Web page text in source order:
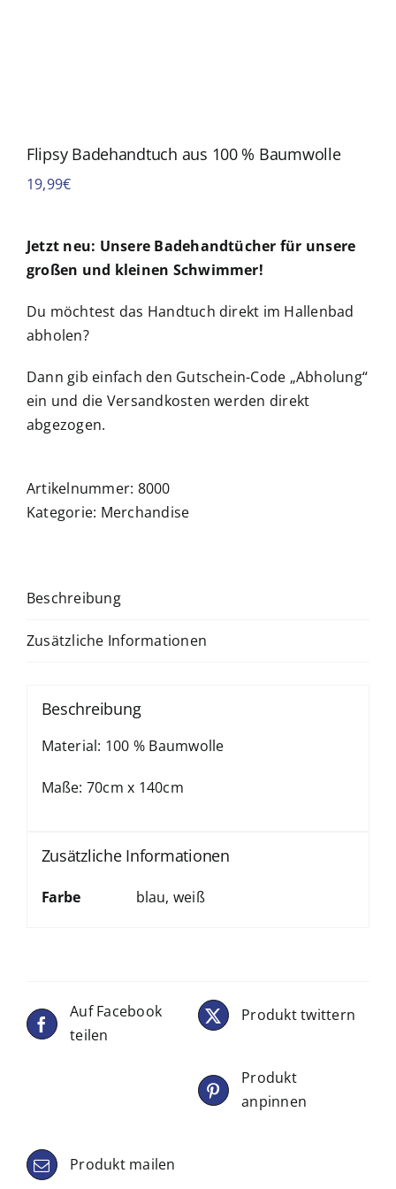
Flipsy Badehandtuch aus 100 % Baumwolle
19,99€
Jetzt neu: Unsere Badehandtücher für unsere
großen und kleinen Schwimmer!
Du möchtest das Handtuch direkt im Hallenbad
abholen?
Dann gib einfach den Gutschein-Code „Abholung“
ein und die Versandkosten werden direkt
abgezogen.
Artikelnummer: 8000
Kategorie: Merchandise
Beschreibung
Zusätzliche Informationen
Beschreibung
Material: 100 % Baumwolle
Maße: 70cm x 140cm
Zusätzliche Informationen
Farbe blau, weiß
Auf Facebook
teilen
Produkt twittern
Produkt
anpinnen
Produkt mailen